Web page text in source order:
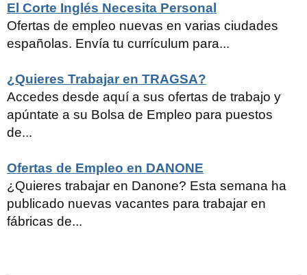
El Corte Inglés Necesita Personal
Ofertas de empleo nuevas en varias ciudades
españolas. Envía tu currículum para...
¿Quieres Trabajar en TRAGSA?
Accedes desde aquí a sus ofertas de trabajo y
apúntate a su Bolsa de Empleo para puestos
de...
Ofertas de Empleo en DANONE
¿Quieres trabajar en Danone? Esta semana ha
publicado nuevas vacantes para trabajar en
fábricas de...